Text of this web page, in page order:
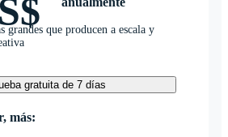
grandes que producen a escala y
gratuita de 7 días
más: